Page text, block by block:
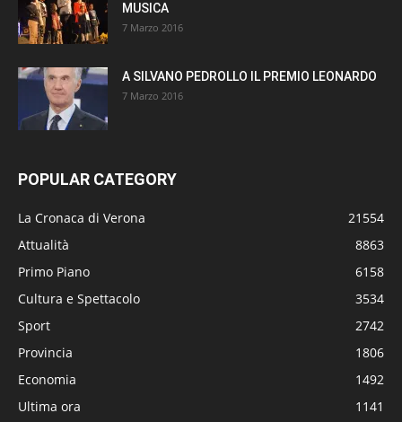
MUSICA
7 Marzo 2016
A SILVANO PEDROLLO IL PREMIO LEONARDO
7 Marzo 2016
POPULAR CATEGORY
La Cronaca di Verona
21554
Attualità
8863
Primo Piano
6158
Cultura e Spettacolo
3534
Sport
2742
Provincia
1806
Economia
1492
Ultima ora
1141